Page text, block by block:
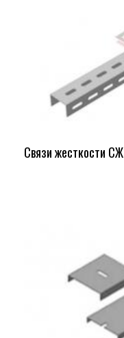
Связи жесткости СЖ